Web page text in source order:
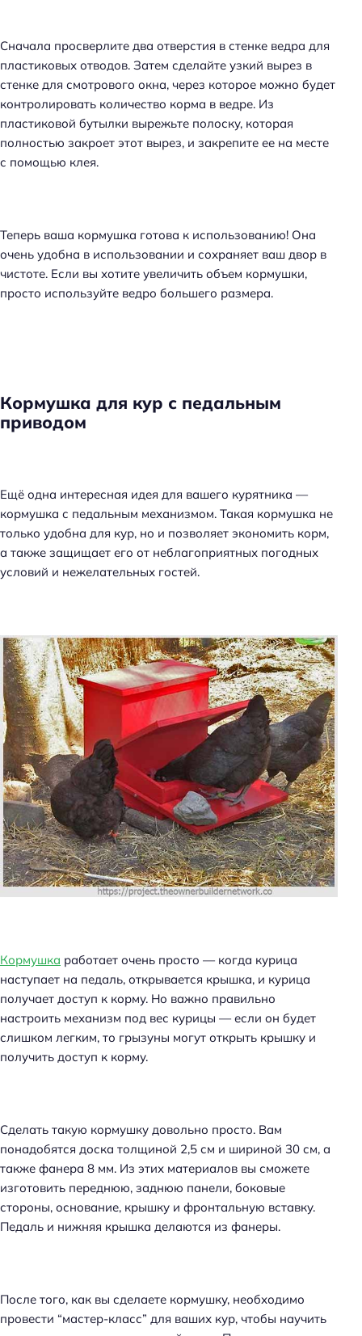
Сначала просверлите два отверстия в стенке ведра для
пластиковых отводов. Затем сделайте узкий вырез в
стенке для смотрового окна, через которое можно будет
контролировать количество корма в ведре. Из
пластиковой бутылки вырежьте полоску, которая
полностью закроет этот вырез, и закрепите ее на месте
с помощью клея.
Теперь ваша кормушка готова к использованию! Она
очень удобна в использовании и сохраняет ваш двор в
чистоте. Если вы хотите увеличить объем кормушки,
просто используйте ведро большего размера.
Кормушка для кур с педальным
приводом
Ещё одна интересная идея для вашего курятника —
кормушка с педальным механизмом. Такая кормушка не
только удобна для кур, но и позволяет экономить корм,
а также защищает его от неблагоприятных погодных
условий и нежелательных гостей.
Кормушка работает очень просто — когда курица
наступает на педаль, открывается крышка, и курица
получает доступ к корму. Но важно правильно
настроить механизм под вес курицы — если он будет
слишком легким, то грызуны могут открыть крышку и
получить доступ к корму.
Сделать такую кормушку довольно просто. Вам
понадобятся доска толщиной 2,5 см и шириной 30 см, а
также фанера 8 мм. Из этих материалов вы сможете
изготовить переднюю, заднюю панели, боковые
стороны, основание, крышку и фронтальную вставку.
Педаль и нижняя крышка делаются из фанеры.
После того, как вы сделаете кормушку, необходимо
провести “мастер-класс” для ваших кур, чтобы научить